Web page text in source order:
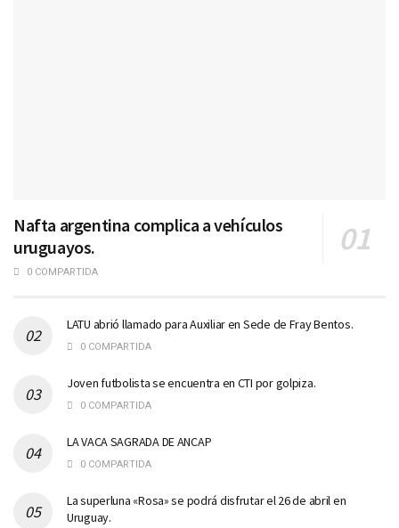
Nafta argentina complica a vehículos
uruguayos.
0 COMPARTIDA
LATU abrió llamado para Auxiliar en Sede de Fray Bentos.
0 COMPARTIDA
Joven futbolista se encuentra en CTI por golpiza.
0 COMPARTIDA
LA VACA SAGRADA DE ANCAP
0 COMPARTIDA
La superluna «Rosa» se podrá disfrutar el 26 de abril en
Uruguay.